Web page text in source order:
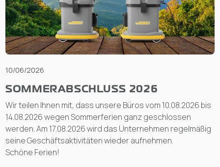
10/06/2026
SOMMERABSCHLUSS 2026
Wir teilen Ihnen mit, dass unsere Büros vom 10.08.2026 bis
14.08.2026 wegen Sommerferien ganz geschlossen
werden. Am 17.08.2026 wird das Unternehmen regelmäßig
seine Geschäftsaktivitäten wieder aufnehmen.
Schöne Ferien!